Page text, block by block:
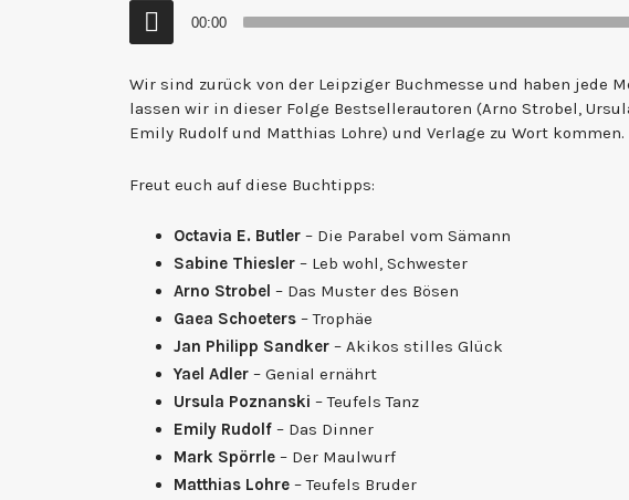
Audio-
Player
00:00
Wir sind zurück von der Leipziger Buchmesse und haben jede
lassen wir in dieser Folge Bestsellerautoren (Arno Strobel,
Emily Rudolf und Matthias Lohre) und Verlage zu Wort kommen.
Freut euch auf diese Buchtipps:
Octavia E. Butler – Die Parabel vom Sämann
Sabine Thiesler – Leb wohl, Schwester
Arno Strobel – Das Muster des Bösen
Gaea Schoeters – Trophäe
Jan Philipp Sandker – Akikos stilles Glück
Yael Adler – Genial ernährt
Ursula Poznanski – Teufels Tanz
Emily Rudolf – Das Dinner
Mark Spörrle – Der Maulwurf
Matthias Lohre – Teufels Bruder